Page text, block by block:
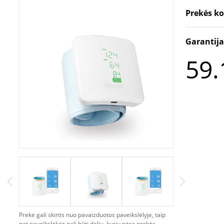
communication: Bluetooth
automatic inflation and
Prekė gali skirtis nuo pavaizduotos paveikslėlyje, taip
Prekės